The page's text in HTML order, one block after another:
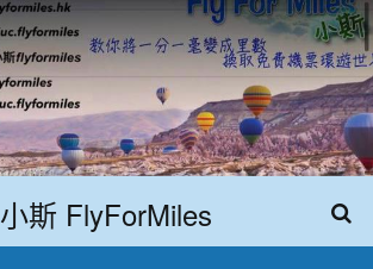
小斯 FlyForMiles